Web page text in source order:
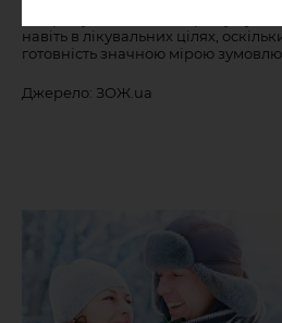
навіть в лікувальних цілях,
готовність значною мірою
Джерело: ЗОЖ.ua